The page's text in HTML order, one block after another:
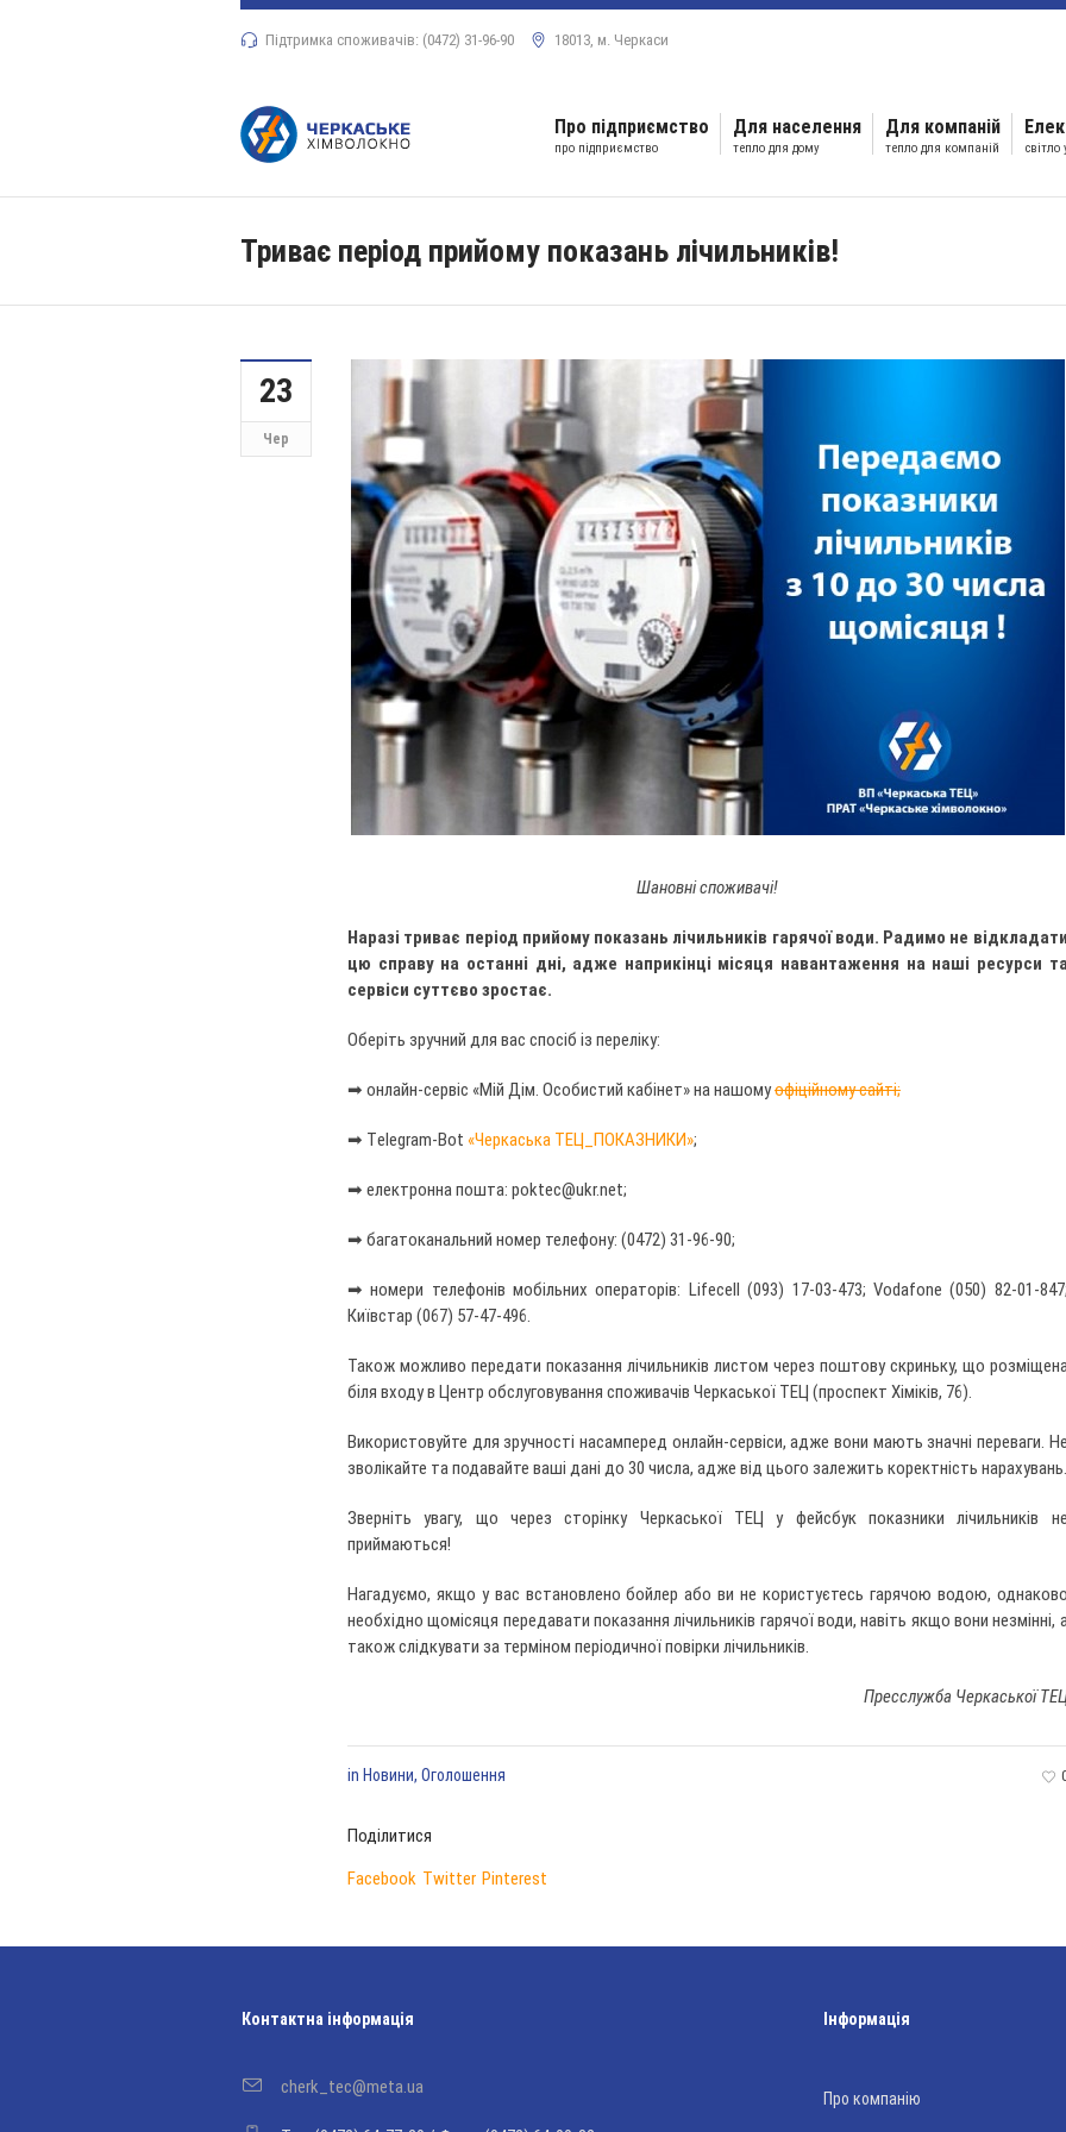
Підтримка споживачів: (0472) 31-96-90 18013, м. Черкаси
Про підприємство
про підприємство
Для населення
тепло для дому
Для компаній
тепло для компаній
Триває період прийому показань лічильників!
23
Чер
Шановні споживачі!
Наразі триває період прийому показань лічильників гарячої води. Радимо не відкладати
цю справу на останні дні, адже наприкінці місяця навантаження на наші ресурси
сервіси суттєво зростає.
Оберіть зручний для вас спосіб із переліку:
➡ онлайн-сервіс «Мій Дім. Особистий кабінет» на нашомуофіційному сайті;
➡ Тelegram-Bot «Черкаська ТЕЦ_ПОКАЗНИКИ»;
➡ електронна пошта: poktec@ukr.net;
➡ багатоканальний номер телефону: (0472) 31-96-90;
➡ номери телефонів мобільних операторів: Lifecell (093) 17-03-473; Vodafone (050) 82-01-847;
Київстар (067) 57-47-496.
Також можливо передати показання лічильників листом через поштову скриньку, що
біля входу в Центр обслуговування споживачів Черкаської ТЕЦ (проспект Хіміків, 76).
Використовуйте для зручності насамперед онлайн-сервіси, адже вони мають значні переваги. Не
зволікайте та подавайте ваші дані до 30 числа, адже від цього залежить коректність нарахувань.
Зверніть увагу, що через сторінку Черкаської ТЕЦ у фейсбук показники лічильників не
приймаються!
Нагадуємо, якщо у вас встановлено бойлер або ви не користуєтесь гарячою водою, однаково
необхідно щомісяця передавати показання лічильників гарячої води, навіть якщо вони незмінні,
також слідкувати за терміном періодичної повірки лічильників.
Пресслужба Черкаської
in Новини, Оголошення
Поділитися
Facebook Twitter Pinterest
Контактна інформація
cherk_tec@meta.ua
Інформація
Про компанію